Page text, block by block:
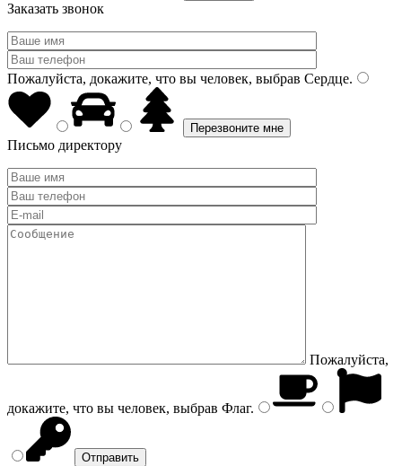
Заказать звонок
Пожалуйста, докажите, что вы человек, выбрав Сердце.
Письмо директору
Пожалуйста,
докажите, что вы человек, выбрав Флаг.